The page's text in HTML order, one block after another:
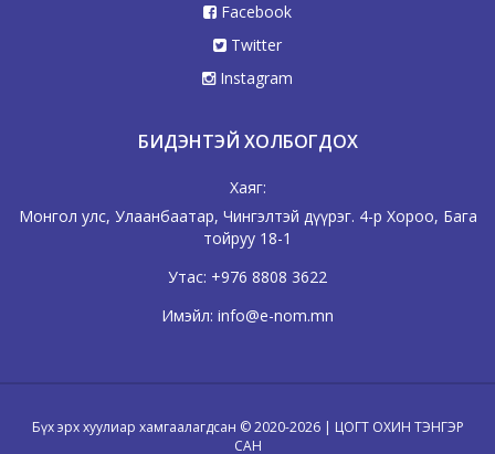
Facebook
Twitter
Instagram
БИДЭНТЭЙ ХОЛБОГДОХ
Хаяг:
Монгол улс, Улаанбаатар, Чингэлтэй дүүрэг. 4-р Хороо, Бага
тойруу 18-1
Утас: +976 8808 3622
Имэйл: info@e-nom.mn
Бүх эрх хуулиар хамгаалагдсан © 2020-2026 | ЦОГТ ОХИН ТЭНГЭР
САН